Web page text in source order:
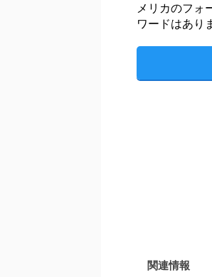
メリカのフォ
ワードはあり
関連情報